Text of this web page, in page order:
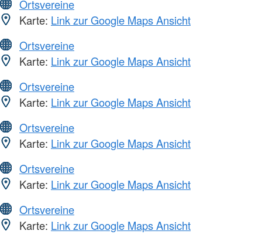
Ortsvereine
Karte: Link zur Google Maps Ansicht
Ortsvereine
Karte: Link zur Google Maps Ansicht
Ortsvereine
Karte: Link zur Google Maps Ansicht
Ortsvereine
Karte: Link zur Google Maps Ansicht
Ortsvereine
Karte: Link zur Google Maps Ansicht
Ortsvereine
Karte: Link zur Google Maps Ansicht